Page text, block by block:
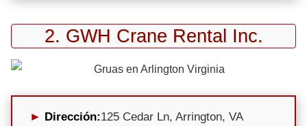
2. GWH Crane Rental Inc.
Dirección:125 Cedar Ln, Arrington, VA